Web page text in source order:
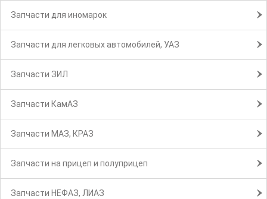
Запчасти для иномарок
Запчасти для легковых автомобилей, УАЗ
Запчасти ЗИЛ
Запчасти КамАЗ
Запчасти МАЗ, КРАЗ
Запчасти на прицеп и полуприцеп
Запчасти НЕФАЗ, ЛИАЗ